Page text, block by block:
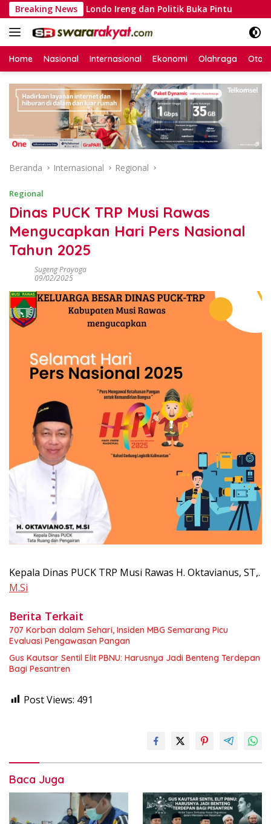
Langsung
ke
konten
Breaking NewsLondo Ireng dan Politik Buka Pintu
Home Nasional Internasional Ekonomi Olahraga
Beranda Internasional Regional
Regional
Dinas PUCK TRP Musi Rawas
Mengucapkan Hari Pers Nasional
Tahun 2025
Sugeng Prayoga
09/02/2025
Kepala Dinas PUCK TRP Musi Rawas H. Oktavianus, ST,.
M.Si
Berita Terkait
707 Korban dalam Sehari, Insiden MBG Semarang Picu
Evaluasi Pengawasan Pangan
Gus Kautsar Sentil Elit PBNU: Harusnya Jadi Benteng Terdepan
Bagi Pesantren
Post Views: 491
Baca Juga